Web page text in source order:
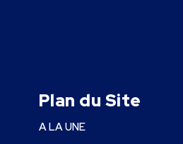
Plan du Site
A LA UNE